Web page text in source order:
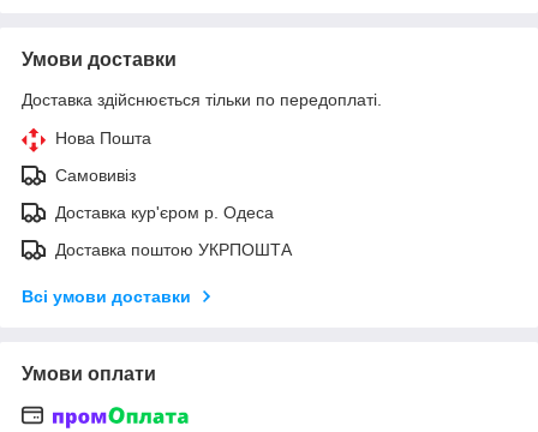
Умови доставки
Доставка здійснюється тільки по передоплаті.
Нова Пошта
Самовивіз
Доставка кур'єром р. Одеса
Доставка поштою УКРПОШТА
Всі умови доставки
Умови оплати